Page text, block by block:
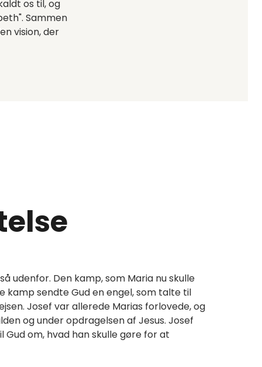
os til, og
Sammen
vision, der
udenfor. Den kamp, som Maria nu skulle
sendte Gud en engel, som talte til
Josef var allerede Marias forlovede, og
og under opdragelsen af Jesus. Josef
om, hvad han skulle gøre for at